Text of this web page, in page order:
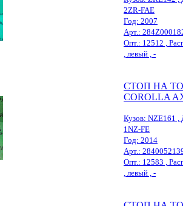
2ZR-FAE
Год: 2007
Арт.:
Опт.: 12512 ,
, левый , -
СТОП НА
COROLLA
Кузов: NZE161 ,
1NZ-FE
Год: 2014
Арт.:
Опт.: 12583 ,
, левый , -